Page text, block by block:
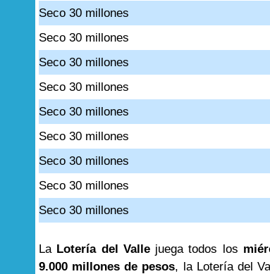
Seco 30 millones
Seco 30 millones
Seco 30 millones
Seco 30 millones
Seco 30 millones
Seco 30 millones
Seco 30 millones
Seco 30 millones
Seco 30 millones
La Lotería del Vallejuega todos los
9.000 millones de pesos, la Lotería del